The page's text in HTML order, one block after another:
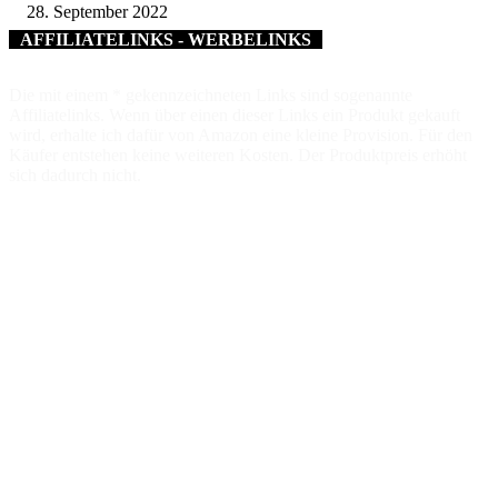
28. September 2022
AFFILIATELINKS - WERBELINKS